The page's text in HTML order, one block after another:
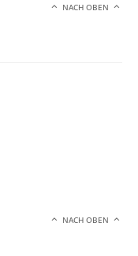
NACH OBEN
NACH OBEN